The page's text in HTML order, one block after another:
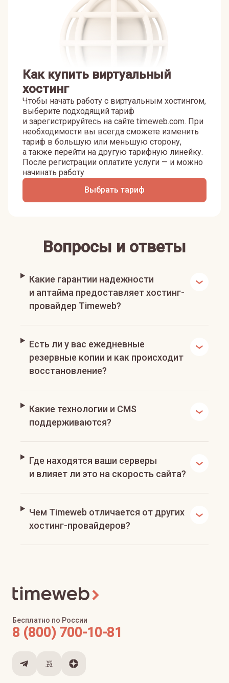
Как купить виртуальный
хостинг
Чтобы начать работу с виртуальным хостингом,
выберите подходящий тариф
и зарегистрируйтесь на сайте timeweb.com. При
необходимости вы всегда сможете изменить
тариф в большую или меньшую сторону,
а также перейти на другую тарифную линейку.
После регистрации оплатите услуги — и можно
начинать работу
Выбрать тариф
Вопросы и ответы
Какие гарантии надежности
и аптайма предоставляет хостинг-
провайдер Timeweb?
Есть ли у вас ежедневные
резервные копии и как происходит
восстановление?
Какие технологии и CMS
поддерживаются?
Где находятся ваши серверы
и влияет ли это на скорость сайта?
Чем Timeweb отличается от других
хостинг-провайдеров?
Бесплатно по России
8 (800) 700-10-81